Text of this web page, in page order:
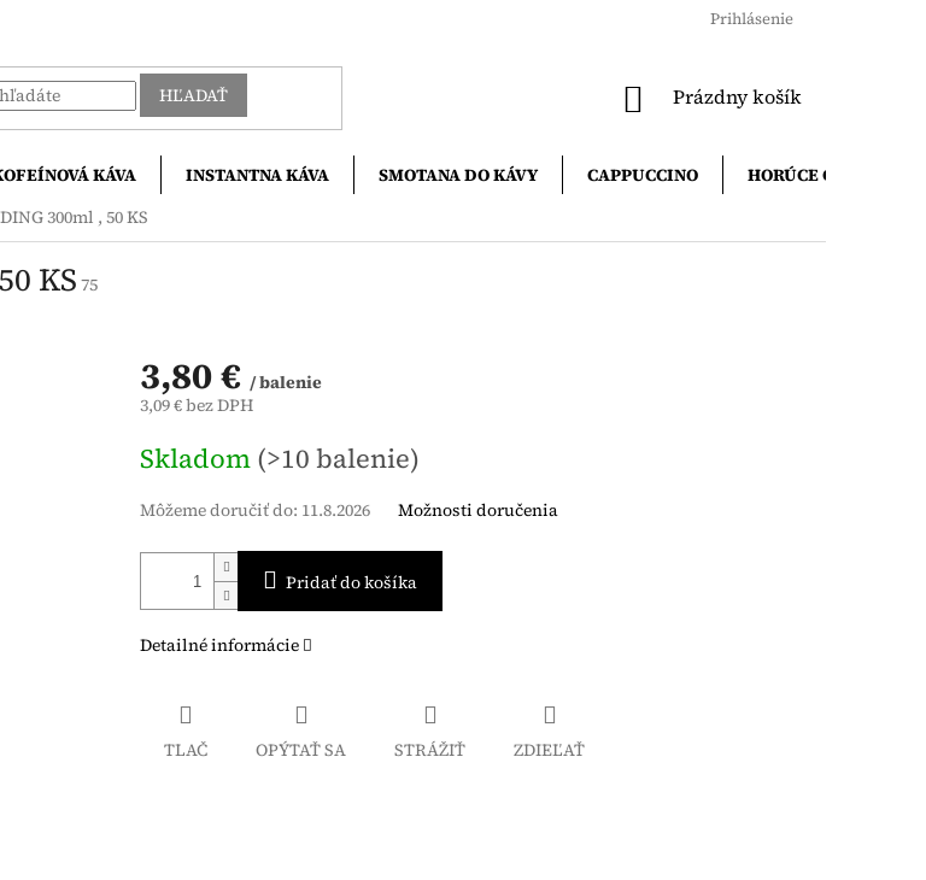
Prihlásenie
HĽADAŤ
NÁKUPNÝ
Prázdny košík
KÁVA INSTANTNA KÁVA SMOTANA DO KÁVY CAPPUCCINO
HORÚCE ČOKOLÁDY
300ml , 50 KS
KS 75
3,80 € / balenie
3,09 € bez DPH
cena:
Skladom (>10 balenie)
Môžeme doručiť do: 11.8.2026 Možnosti doručenia
Pridať do košíka
Detailné informácie
TLAČ OPÝTAŤ SA STRÁŽIŤ ZDIEĽAŤ